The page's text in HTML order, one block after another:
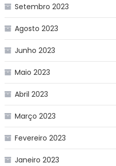
Setembro 2023
Agosto 2023
Junho 2023
Maio 2023
Abril 2023
Março 2023
Fevereiro 2023
Janeiro 2023